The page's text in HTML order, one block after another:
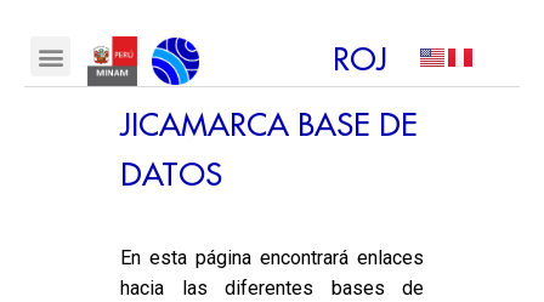
ROJ
JICAMARCA BASE DE
DATOS
En esta página encontrará enlaces
hacia las diferentes bases de